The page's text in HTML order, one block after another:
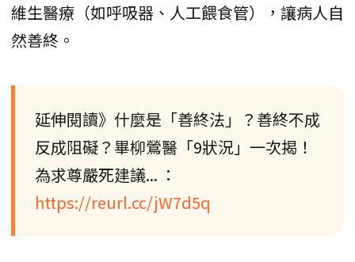
維生醫療（如呼吸器、人工餵食管），讓病人自
然善終。
延伸閱讀》什麼是「善終法」？善終不成
反成阻礙？畢柳鶯醫「9狀況」一次揭！
為求尊嚴死建議... ：
https://reurl.cc/jW7d5q